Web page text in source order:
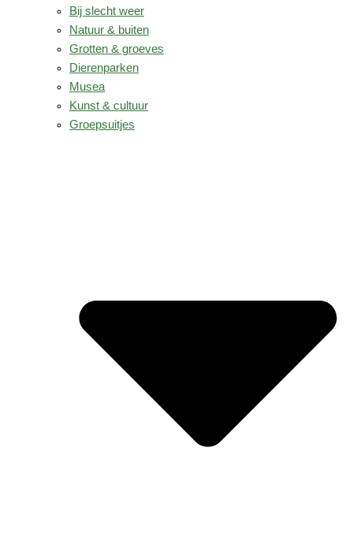
Bij slecht weer
Natuur & buiten
Grotten & groeves
Dierenparken
Musea
Kunst & cultuur
Groepsuitjes